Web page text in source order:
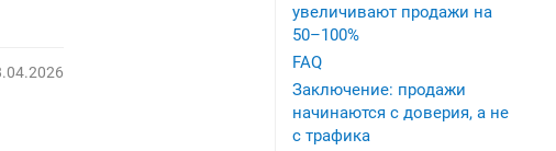
увеличивают продажи на
50–100%
FAQ
Заключение: продажи
начинаются с доверия, а не
с трафика